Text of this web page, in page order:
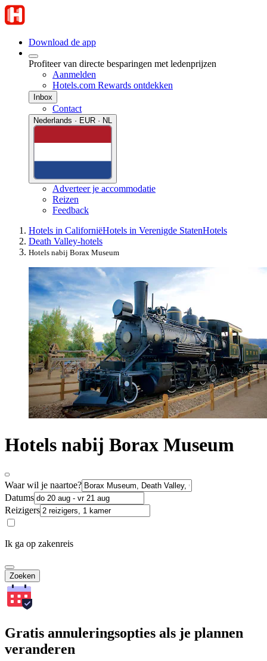
Download de app
Profiteer van directe besparingen met ledenprijzen
Aanmelden
Hotels.com Rewards ontdekken
Inbox
Contact
Nederlands · EUR · NL
Adverteer je accommodatie
Reizen
Feedback
Hotels in CaliforniëHotels in Verenigde StatenHotels
Death Valley-hotels
Hotels nabij Borax Museum
Hotels nabij Borax Museum
Waar wil je naartoe?
Datums
Reizigers
Ik ga op zakenreis
Zoeken
Gratis annuleringsopties als je plannen
veranderen